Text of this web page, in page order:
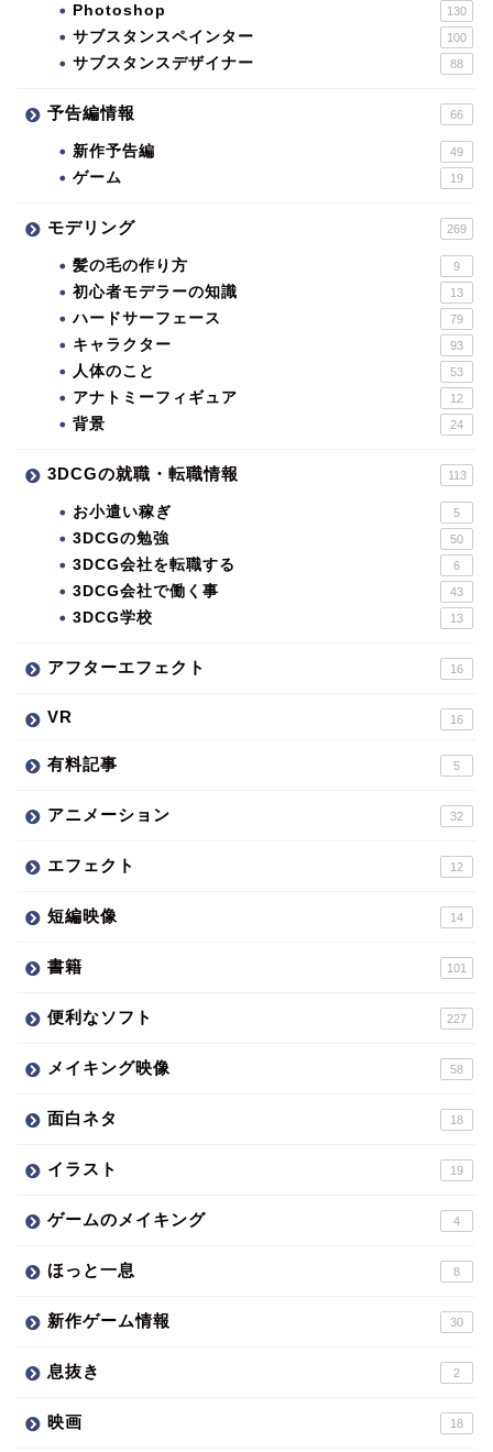
Photoshop 130
サブスタンスペインター 100
サブスタンスデザイナー 88
予告編情報 66
新作予告編 49
ゲーム 19
モデリング 269
髪の毛の作り方 9
初心者モデラーの知識 13
ハードサーフェース 79
キャラクター 93
人体のこと 53
アナトミーフィギュア 12
背景 24
3DCGの就職・転職情報 113
お小遣い稼ぎ 5
3DCGの勉強 50
3DCG会社を転職する 6
3DCG会社で働く事 43
3DCG学校 13
アフターエフェクト 16
VR 16
有料記事 5
アニメーション 32
エフェクト 12
短編映像 14
書籍 101
便利なソフト 227
メイキング映像 58
面白ネタ 18
イラスト 19
ゲームのメイキング 4
ほっと一息 8
新作ゲーム情報 30
息抜き 2
映画 18